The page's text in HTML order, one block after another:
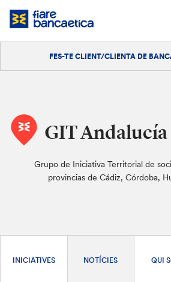
Salta
Iniciar sessióFES-TE CLIENT/CLIENTA DE
GIT
Grupo de Iniciativa Territorial de
provincias de Cádiz, Córdoba,
INICIATIVES NOTÍCIES QUI